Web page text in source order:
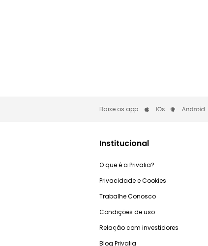
Baixe os app:
Institucional
O que é a Privalia?
Privacidade e Cookies
Trabalhe Conosco
Condições de uso
Relação com investidores
Blog Privalia